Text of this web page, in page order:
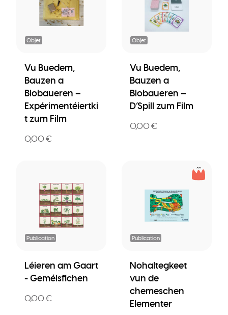
Objet
Vu Buedem,
Bauzen a
Biobaueren –
Expérimentéiertki
t zum Film
0,00 €
Objet
Vu Buedem,
Bauzen a
Biobaueren –
D’Spill zum Film
0,00 €
Publication
Léieren am Gaart
- Geméisfichen
0,00 €
Publication
Nohaltegkeet
vun de
chemeschen
Elementer